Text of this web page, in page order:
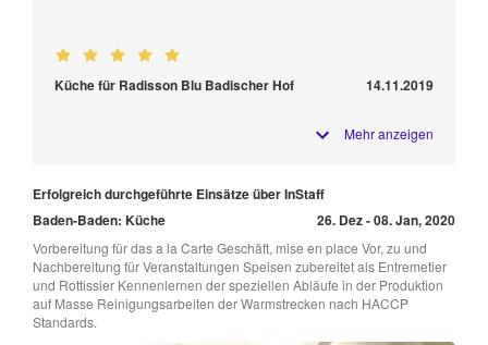
Küche für Radisson Blu Badischer Hof 14.11.2019
Mehr anzeigen
Erfolgreich durchgeführte Einsätze über InStaff
Baden-Baden: Küche
26. Dez - 08. Jan, 2020
Vorbereitung für das a la Carte Geschäft, mise en place Vor, zu und
Nachbereitung für Veranstaltungen Speisen zubereitet als Entremetier
und Rottissier Kennenlernen der speziellen Abläufe in der Produktion
auf Masse Reinigungsarbeiten der Warmstrecken nach HACCP
Standards.